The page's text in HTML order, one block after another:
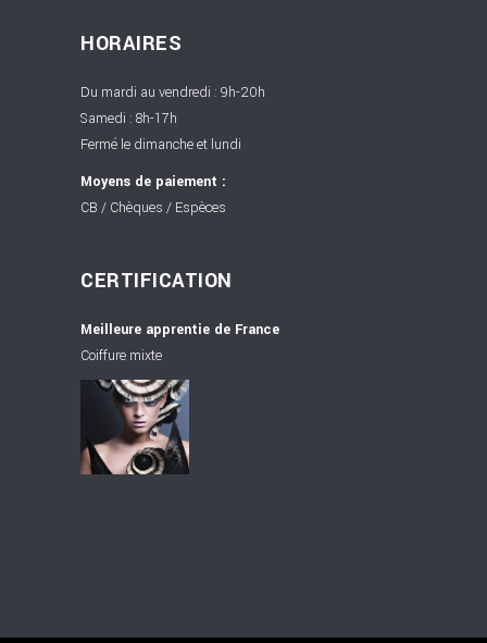
HORAIRES
Du mardi au vendredi : 9h-20h
Samedi : 8h-17h
Fermé le dimanche et lundi
Moyens de paiement :
CB / Chèques / Espèces
CERTIFICATION
Meilleure apprentie de France
Coiffure mixte